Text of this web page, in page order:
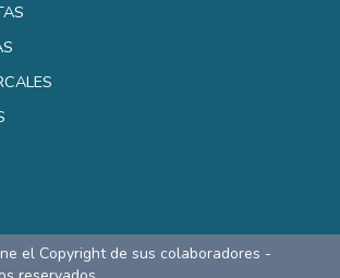
el Copyright de sus colaboradores -